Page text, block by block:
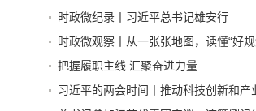
时政微纪录丨习近平总书记雄安行
时政微观察丨从一张张地图，读懂“好
行力”
把握履职主线 汇聚奋进力量
习近平的两会时间丨推动科技创新和产
深度融合